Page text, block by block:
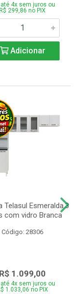
4x sem juros ou
299,86 no PIX
Adicionar
Telasul Esmeralda.3
com vidro Branca
Código: 28306
R$ 1.099,00
4x sem juros ou
1.033,06 no PIX